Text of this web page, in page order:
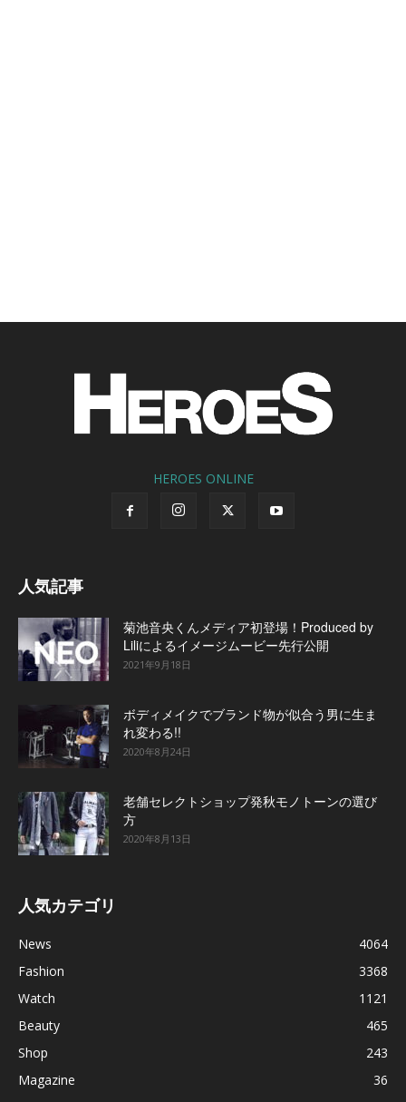
HEROES ONLINE
人気記事
菊池音央くんメディア初登場！Produced by
Liliによるイメージムービー先行公開
2021年9月18日
ボディメイクでブランド物が似合う男に生ま
れ変わる!!
2020年8月24日
老舗セレクトショップ発秋モノトーンの選び
方
2020年8月13日
人気カテゴリ
News
4064
Fashion
3368
Watch
1121
Beauty
465
Shop
243
Magazine
36